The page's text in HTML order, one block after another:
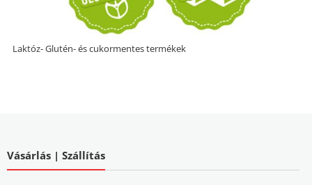
Laktóz- Glutén- és cukormentes termékek
Vásárlás | Szállítás